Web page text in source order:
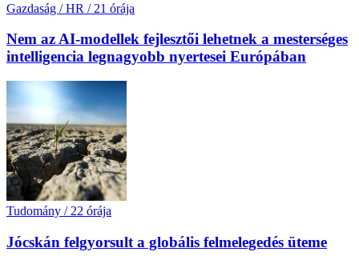
Gazdaság / HR / 21 órája
Nem az AI-modellek fejlesztői lehetnek a mesterséges
intelligencia legnagyobb nyertesei Európában
Tudomány / 22 órája
Jócskán felgyorsult a globális felmelegedés üteme